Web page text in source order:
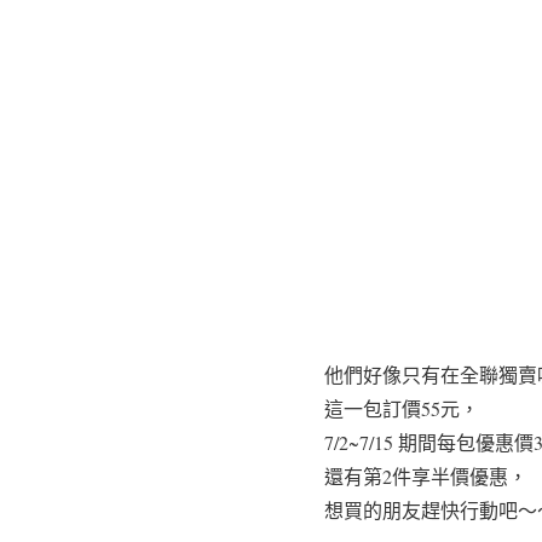
他們好像只有在全聯獨賣
這一包訂價55元，
7/2~7/15 期間每包優惠價
還有第2件享半價優惠，
想買的朋友趕快行動吧～